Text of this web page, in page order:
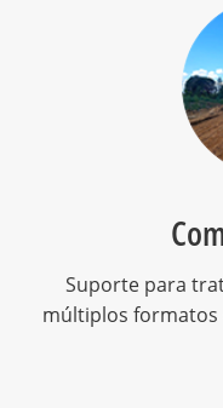
Suporte para
múltiplos formatos